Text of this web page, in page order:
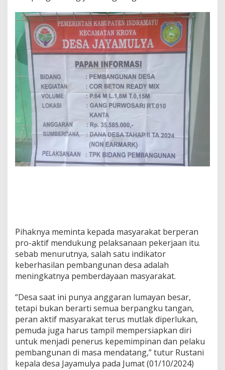
e
d
a
y
m
i
x
.
Pihaknya meminta kepada masyarakat berperan
pro-aktif mendukung pelaksanaan pekerjaan itu.
sebab menurutnya, salah satu indikator
keberhasilan pembangunan desa adalah
meningkatnya pemberdayaan masyarakat.
“Desa saat ini punya anggaran lumayan besar,
tetapi bukan berarti semua berpangku tangan,
peran aktif masyarakat terus mutlak diperlukan,
pemuda juga harus tampil mempersiapkan diri
untuk menjadi penerus kepemimpinan dan pelaku
pembangunan di masa mendatang,” tutur Rustani
kepala desa Jayamulya pada Jumat (01/10/2024)